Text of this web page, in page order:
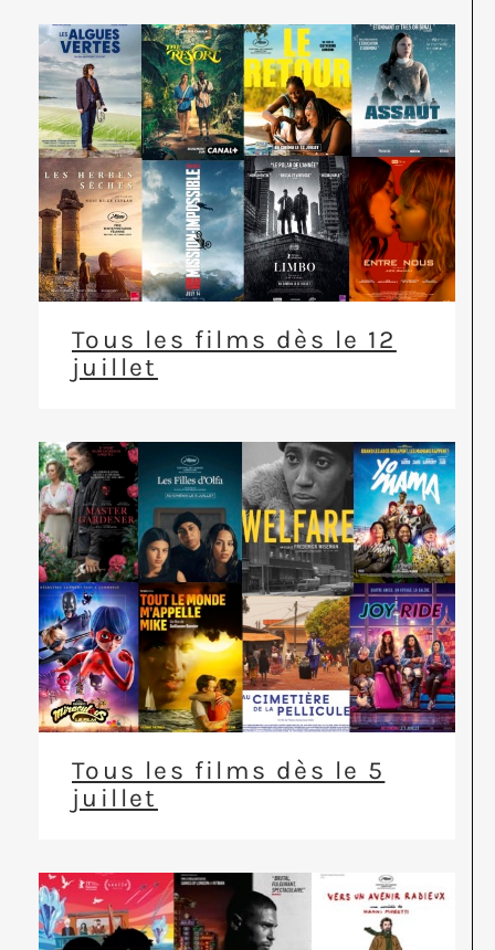
Tous les films dès le 12
juillet
Tous les films dès le 5
juillet